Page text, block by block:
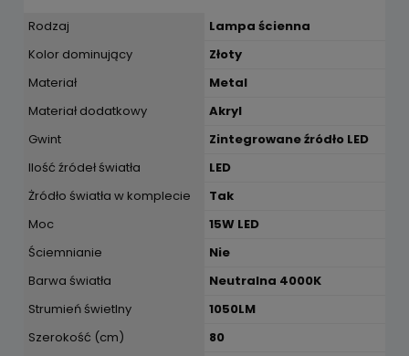
Rodzaj
Lampa ścienna
Kolor dominujący
Złoty
Materiał
Metal
Materiał dodatkowy
Akryl
Gwint
Zintegrowane źródło LED
Ilość źródeł światła
LED
Żródło światła w komplecie
Tak
Moc
15W LED
Ściemnianie
Nie
Barwa światła
Neutralna 4000K
Strumień świetlny
1050LM
Szerokość (cm)
80